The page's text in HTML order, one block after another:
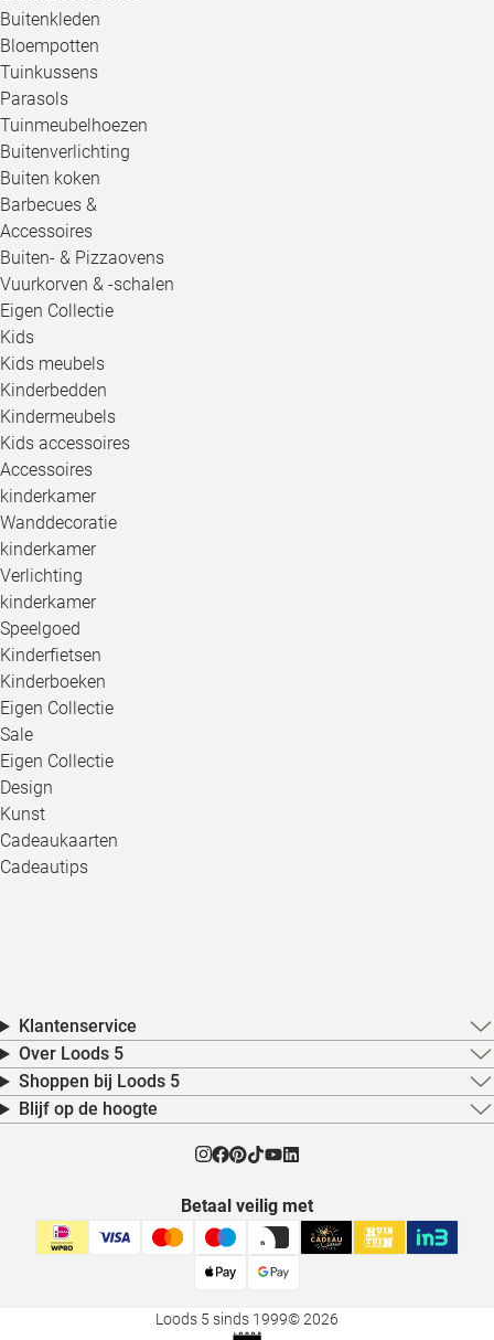
Buitenkleden
Bloempotten
Tuinkussens
Parasols
Tuinmeubelhoezen
Buitenverlichting
Buiten koken
Barbecues &
Accessoires
Buiten- & Pizzaovens
Vuurkorven & -schalen
Eigen Collectie
Kids
Kids meubels
Kinderbedden
Kindermeubels
Kids accessoires
Accessoires
kinderkamer
Wanddecoratie
kinderkamer
Verlichting
kinderkamer
Speelgoed
Kinderfietsen
Kinderboeken
Eigen Collectie
Sale
Eigen Collectie
Design
Kunst
Cadeaukaarten
Cadeautips
Klantenservice
Over Loods 5
Shoppen bij Loods 5
Blijf op de hoogte
Betaal veilig met
Loods 5 sinds 1999© 2026